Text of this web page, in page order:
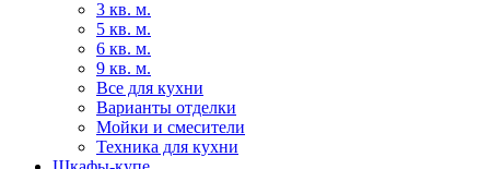
3 кв. м.
5 кв. м.
6 кв. м.
9 кв. м.
Все для кухни
Варианты отделки
Мойки и смесители
Техника для кухни